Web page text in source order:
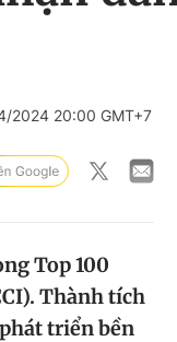
2024 20:00 GMT+7
Top 100
Thành tích
triển bền